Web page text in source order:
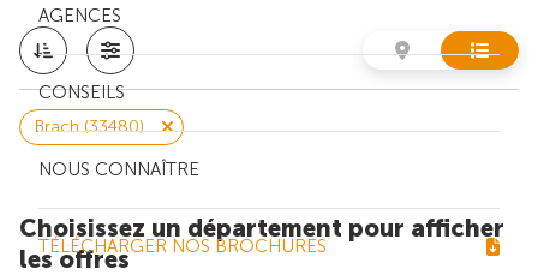
AGENCES
CONSEILS
NOUS CONNAÎTRE
TÉLÉCHARGER NOS BROCHURES
Brach (33480)
Choisissez un département pour afficher
les offres